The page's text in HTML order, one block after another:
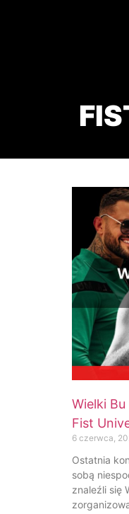
Wielki
Fist
6 czerwca,
Ostatnia
sobą
znaleźli się